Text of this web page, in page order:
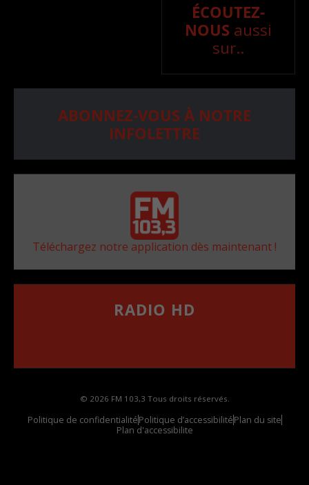
ÉCOUTEZ-
NOUS aussi
sur..
ABONNEZ-VOUS À NOTRE
INFOLETTRE
Téléchargez notre application dès maintenant !
RADIO HD
© 2026 FM 103,3 Tous droits réservés.
Politique de confidentialitéPolitique d’accessibilitéPlan du site
Plan d'accessibilite